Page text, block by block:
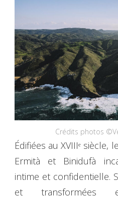
Crédits photos
Édifiées au XVIIIᵉ siècle,
Ermità et Binidufà
intime et confidentielle.
et transformées